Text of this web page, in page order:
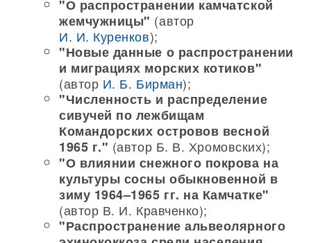
"О распространении камчатской
жемчужницы" (автор
И. И. Куренков);
"Новые данные о распространении
и миграциях морских котиков"
(автор И. Б. Бирман);
"Численность и распределение
сивучей по лежбищам
Командорских островов весной
1965 г." (автор Б. В. Хромовских);
"О влиянии снежного покрова на
культуры сосны обыкновенной в
зиму 1964–1965 гг. на Камчатке"
(автор В. И. Кравченко);
"Распространение альвеолярного